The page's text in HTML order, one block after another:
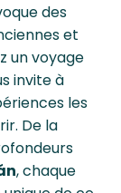
des
et
un voyage
invite à
les
De la
, chaque